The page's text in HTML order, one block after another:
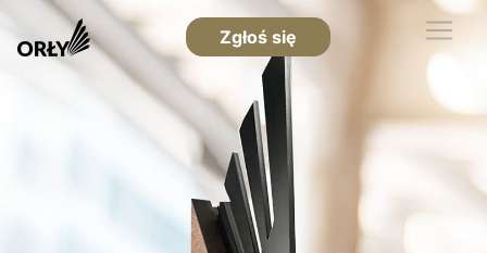
Zgłoś się